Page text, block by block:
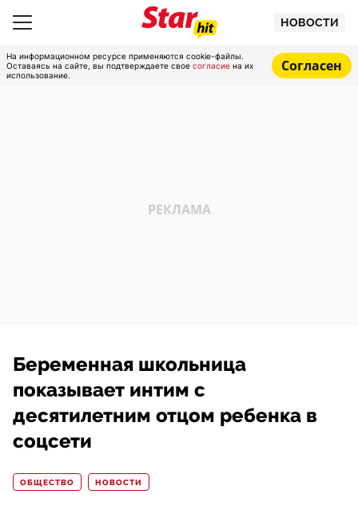
НОВОСТИ
На информационном ресурсе применяются cookie-файлы.
Оставаясь на сайте, вы подтверждаете свое согласие на их
использование.
Согласен
Беременная школьница
показывает интим с
десятилетним отцом ребенка в
соцсети
ОБЩЕСТВО НОВОСТИ